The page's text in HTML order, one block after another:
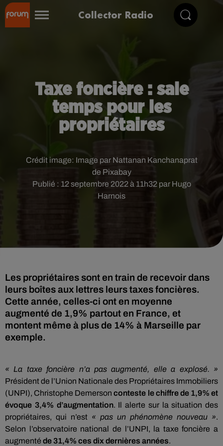
Collector Radio
Taxe foncière : sale
temps pour les
propriétaires
Publié : 12 septembre 2022 à 11h32 par Hugo
Harnois
Crédit image: Image par Nattanan Kanchanaprat
de Pixabay
Les propriétaires sont en train de recevoir dans
leurs boîtes aux lettres leurs taxes foncières.
Cette année, celles-ci ont en moyenne
augmenté de 1,9% partout en France, et
montent même à plus de 14% à Marseille par
exemple.
« La taxe foncière n’a pas augmenté, elle a explosé. »
Président de l’Union Nationale des Propriétaires Immobiliers
(UNPI), Christophe Demersonconteste le chiffre de 1,9% et
évoque 3,4% d’augmentation. Il alerte sur la situation des
propriétaires, qui n’est « pas un phénomène nouveau ».
Selon l’observatoire national de l’UNPI, la taxe foncière a
augmenté de 31,4% ces dix dernières années.